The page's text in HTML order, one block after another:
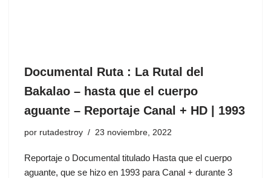
Documental Ruta : La Rutal del
Bakalao – hasta que el cuerpo
aguante – Reportaje Canal + HD | 1993
por rutadestroy 23 noviembre, 2022
Reportaje o Documental titulado Hasta que el cuerpo
aguante, que se hizo en 1993 para Canal + durante 3